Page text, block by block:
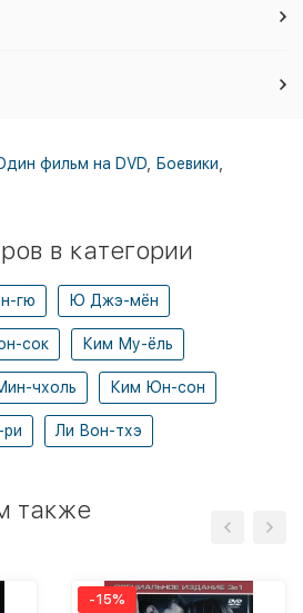
фильм на DVD Боевики
в категории
гю Ю Джэ-мён
сок Ким Му-ёль
чхоль Ким Юн-сон
Ли Вон-тхэ
также
-15%